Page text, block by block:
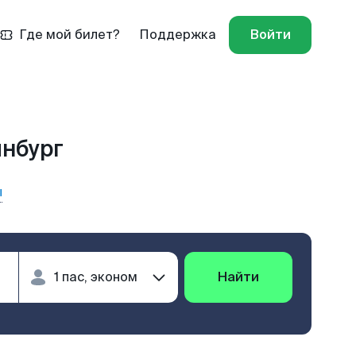
Где мой билет? Поддержка Войти
Найти